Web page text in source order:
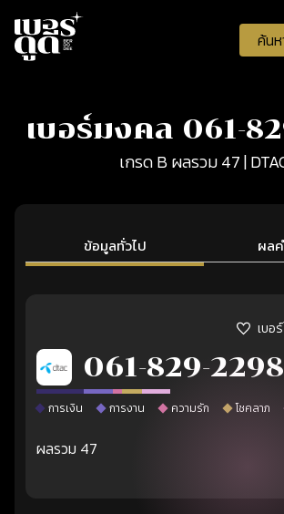
ค้นห
เบอร์มงคล 061-
เกรด B ผลรวม 47 |
ข้อมูลทั่วไป ผล
เบอ
061-829-2298
การเงิน การงาน ความรัก โชคลาภ
ผลรวม 47